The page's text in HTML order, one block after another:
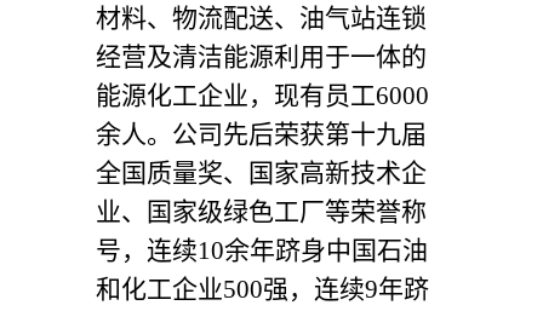
材料、物流配送、油气站连锁
经营及清洁能源利用于一体的
能源化工企业，现有员工6000
余人。公司先后荣获第十九届
全国质量奖、国家高新技术企
业、国家级绿色工厂等荣誉称
号，连续10余年跻身中国石油
和化工企业500强，连续9年跻